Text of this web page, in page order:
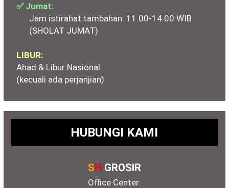
✅ Jumat:
Jam istirahat tambahan: 11.00-14.00 WIB
(SHOLAT JUMAT)
LIBUR:
Ahad & Libur Nasional
(kecuali ada perjanjian)
HUBUNGI KAMI
SH GROSIR
Office Center: